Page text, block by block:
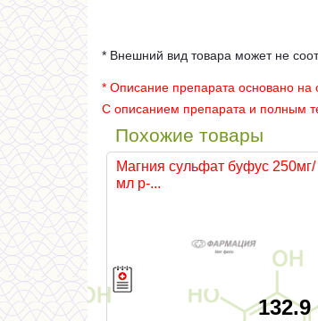
* Внешний вид товара может не
* Описание препарата основано
С описанием препарата и полным
Похожие товары
Магния сульфат буфус 250мг/
мл р-...
132.9